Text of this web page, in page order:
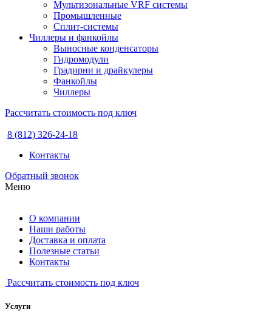
Мультизональные VRF системы
Промышленные
Сплит-системы
Чиллеры и фанкойлы
Выносные конденсаторы
Гидромодули
Градирни и драйкулеры
Фанкойлы
Чиллеры
Рассчитать стоимость под ключ
8 (812) 326-24-18
Контакты
Обратный звонок
Меню
О компании
Наши работы
Доставка и оплата
Полезные статьи
Контакты
Рассчитать стоимость под ключ
Услуги